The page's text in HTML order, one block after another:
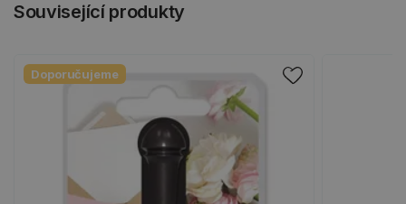
Související produkty
Doporučujeme